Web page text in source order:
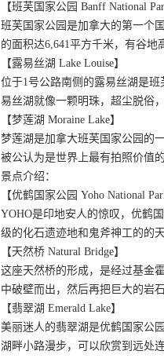
【班芙国家公园 Banff National
班芙国家公园是加拿大的第一个
的面积达6,641平方千米，有谷
【露易丝湖 Lake Louise】
位于1号公路南侧的露易丝湖是
易丝湖就像一颗明珠，超尘脱俗
【梦莲湖 Moraine Lake】
梦莲湖是加拿大班芙国家公园的
被公认为是世界上最有拍照价值
景点介绍：
【优鹤国家公园 Yoho National
YOHO是印地安人的惊叹，优鹤
级的化石遗迹地和鬼斧神工的的
【天然桥 Natural Bridge】
这座天然桥的形成，是经过基金
中破壁而出，然后再把巨大的岩
【翡翠湖 Emerald Lake】
美丽迷人的翡翠湖是优鹤国家公
湖畔小路漫步，可以欣赏到远处